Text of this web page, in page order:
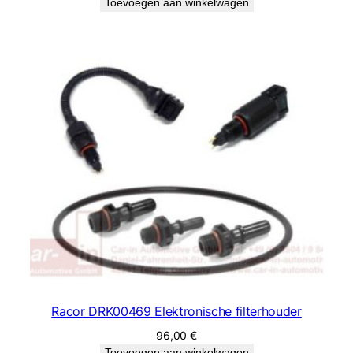
Racor DRK00469 Elektronische filterhouder
96,00€